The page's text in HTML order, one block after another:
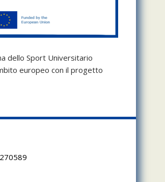
dello Sport Universitario
europeo con il progetto